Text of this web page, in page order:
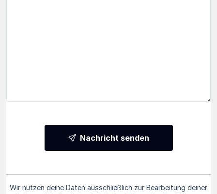
Nachricht senden
Wir nutzen deine Daten ausschließlich zur Bearbeitung deiner